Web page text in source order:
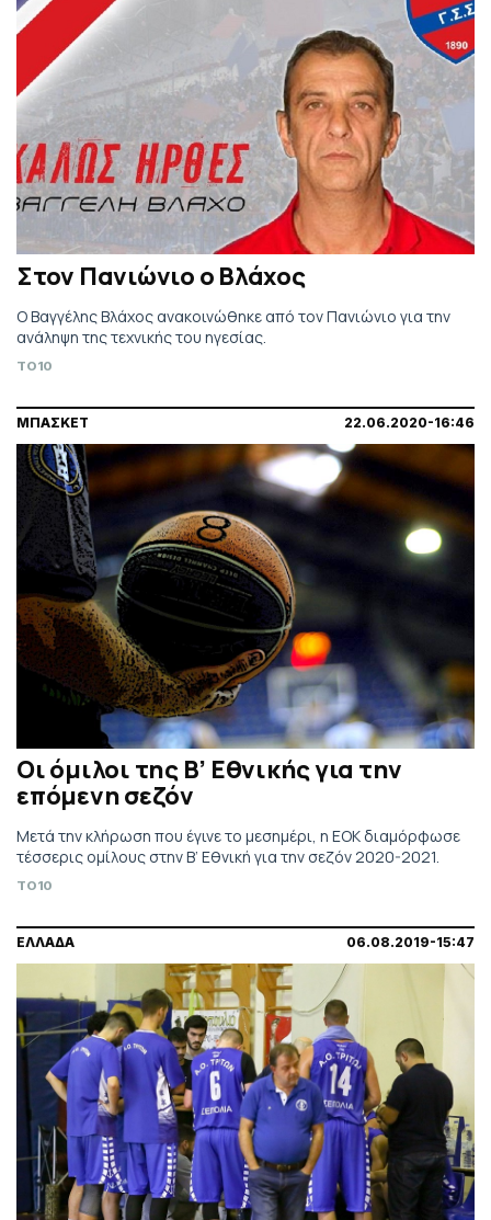
Στον Πανιώνιο ο Βλάχος
Ο Βαγγέλης Βλάχος ανακοινώθηκε από τον Πανιώνιο για την
ανάληψη της τεχνικής του ηγεσίας.
TO10
ΜΠΑΣΚΕΤ 22.06.2020-16:46
Οι όμιλοι της Β’ Εθνικής για την
επόμενη σεζόν
Μετά την κλήρωση που έγινε το μεσημέρι, η ΕΟΚ διαμόρφωσε
τέσσερις ομίλους στην Β’ Εθνική για την σεζόν 2020-2021.
TO10
ΕΛΛΑΔΑ 06.08.2019-15:47